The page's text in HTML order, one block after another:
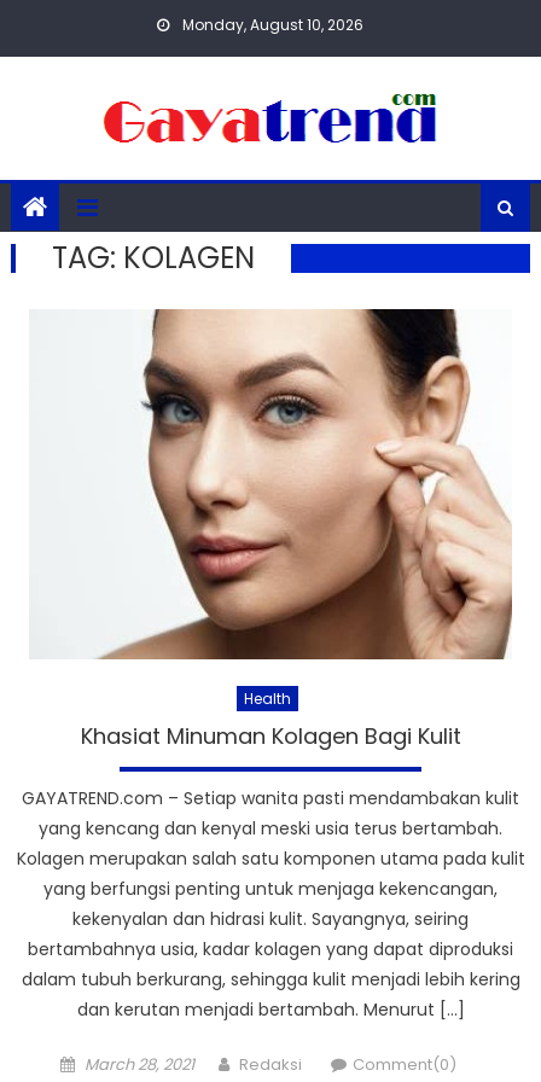
Monday, August 10, 2026
TAG: KOLAGEN
Health
Khasiat Minuman Kolagen Bagi Kulit
GAYATREND.com – Setiap wanita pasti mendambakan kulit
yang kencang dan kenyal meski usia terus bertambah.
Kolagen merupakan salah satu komponen utama pada kulit
yang berfungsi penting untuk menjaga kekencangan,
kekenyalan dan hidrasi kulit. Sayangnya, seiring
bertambahnya usia, kadar kolagen yang dapat diproduksi
dalam tubuh berkurang, sehingga kulit menjadi lebih kering
dan kerutan menjadi bertambah. Menurut […]
Posted
March 28, 2021 Author
Redaksi Comment(0)